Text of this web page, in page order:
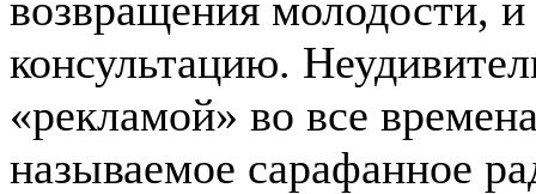
консультацию.
«рекламой» во все
называемое сарафанное